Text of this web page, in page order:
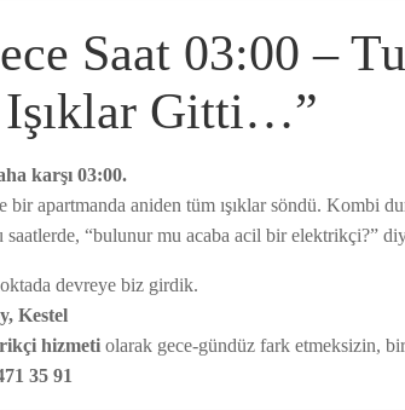
Saat 03:00 –
Işıklar Gitti…”
karşı 03:00.
bir apartmanda aniden tüm ışıklar söndü. Kombi
saatlerde, “bulunur mu acaba acil bir elektrikçi?”
devreye biz girdik.
Kestel
hizmeti olarak gece-gündüz fark etmeksizin,
35 91